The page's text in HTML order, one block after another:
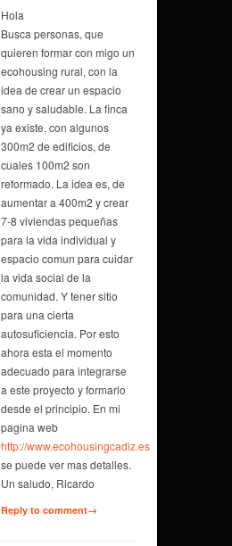
Hola
Busca personas, que
quieren formar con migo un
ecohousing rural, con la
idea de crear un espacio
sano y saludable. La finca
ya existe, con algunos
300m2 de edificios, de
cuales 100m2 son
reformado. La idea es, de
aumentar a 400m2 y crear
7-8 viviendas pequeñas
para la vida individual y
espacio comun para cuidar
la vida social de la
comunidad. Y tener sitio
para una cierta
autosuficiencia. Por esto
ahora esta el momento
adecuado para integrarse
a este proyecto y formarlo
desde el principio. En mi
pagina web
http://www.ecohousingcadiz.es
se puede ver mas detalles.
Un saludo, Ricardo
Reply to comment→